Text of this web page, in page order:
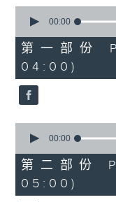
seconds
30
minutes,
0
seconds
00:00
第一部份
04:00)
seconds
56
minutes,
9
seconds
00:00
第二部份
05:00)